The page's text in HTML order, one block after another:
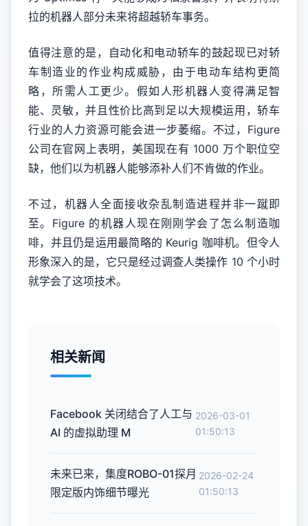
拉的机器人部分未来将超越轿车事务。
值得注意的是，自动化和电动轿车的鼓起现已对轿
车制造业的作业构成威胁，由于电动车结构更简
略，所需人工更少。假如人形机器人变得满足智
能、灵敏，并且性价比高到足以大规模运用，轿车
行业的人力资源可能会进一步萎缩。不过，Figure
公司在官网上表明，美国现在有 1000 万个职位空
缺，他们以为机器人能够添补人们不肯做的作业。
不过，机器人全面接收杂乱制造进程并非一蹴即
至。Figure 的机器人现在刚刚学会了怎么制造咖
啡，并且仍是运用最简略的 Keurig 咖啡机。但令人
形象深入的是，它只是经过调查人类操作 10 个小时
就学会了这项技术。
相关新闻
Facebook 关闭结合了人工与
AI 的虚拟助理 M
2026-03-01
01:50:13
未来已来，集度ROBO-01探月
限定版内饰细节曝光
2026-02-24
01:50:13